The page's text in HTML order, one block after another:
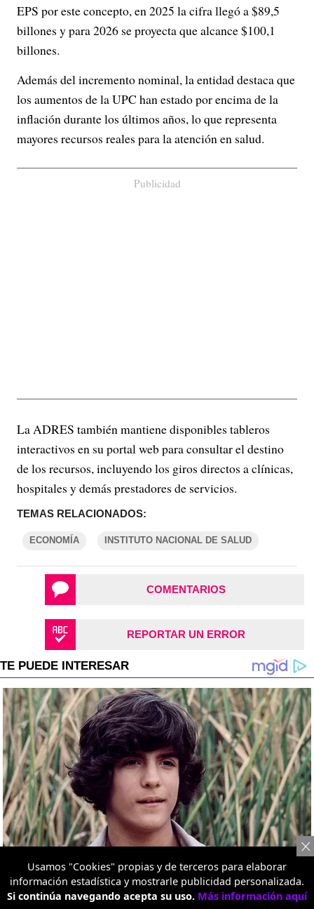
EPS por este concepto, en 2025 la cifra llegó a $89,5
billones y para 2026 se proyecta que alcance $100,1
billones.
Además del incremento nominal, la entidad destaca que
los aumentos de la UPC han estado por encima de la
inflación durante los últimos años, lo que representa
mayores recursos reales para la atención en salud.
Publicidad
La ADRES también mantiene disponibles tableros
interactivos en su portal web para consultar el destino
de los recursos, incluyendo los giros directos a clínicas,
hospitales y demás prestadores de servicios.
TEMAS RELACIONADOS:
ECONOMÍA INSTITUTO NACIONAL DE SALUD
COMENTARIOS
REPORTAR UN ERROR
Usamos "Cookies" propias y de terceros para elaborar
información estadística y mostrarle publicidad personalizada.
Si continúa navegando acepta su uso. Más información aquí